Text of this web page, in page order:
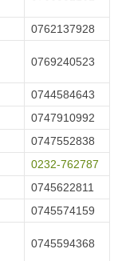
0762137928
0769240523
0744584643
0747910992
0747552838
0232-762787
0745622811
0745574159
0745594368